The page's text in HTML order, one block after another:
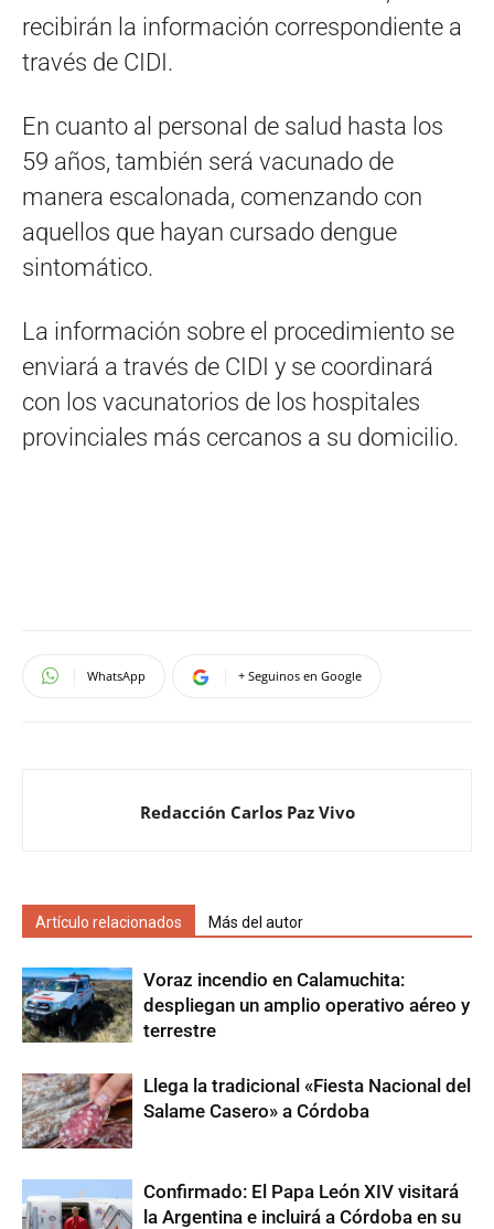
recibirán la información correspondiente a
través de CIDI.
En cuanto al personal de salud hasta los
59 años, también será vacunado de
manera escalonada, comenzando con
aquellos que hayan cursado dengue
sintomático.
La información sobre el procedimiento se
enviará a través de CIDI y se coordinará
con los vacunatorios de los hospitales
provinciales más cercanos a su domicilio.
WhatsApp + Seguinos en Google
Redacción Carlos Paz Vivo
Artículo relacionados Más del autor
Voraz incendio en Calamuchita:
despliegan un amplio operativo aéreo y
terrestre
Llega la tradicional «Fiesta Nacional del
Salame Casero» a Córdoba
Confirmado: El Papa León XIV visitará
la Argentina e incluirá a Córdoba en su